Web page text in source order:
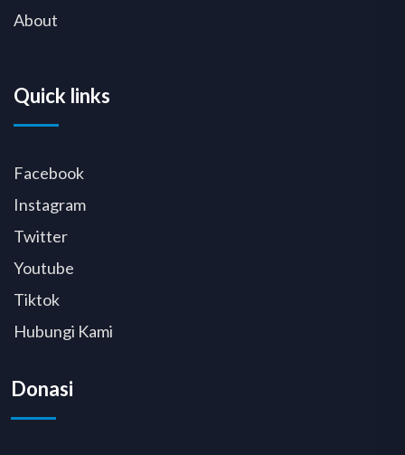
About
Quick links
Facebook
Instagram
Twitter
Youtube
Tiktok
Hubungi Kami
Donasi